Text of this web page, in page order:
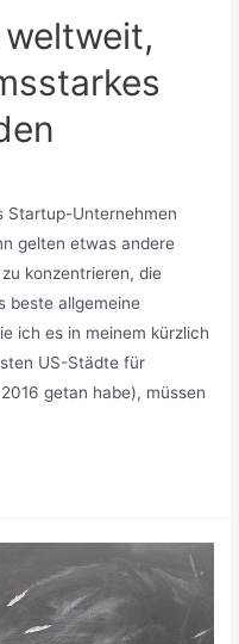
Startup-Unternehmen
gelten etwas andere
konzentrieren, die
beste allgemeine
ich es in meinem kürzlich
US-Städte für
getan habe), müssen